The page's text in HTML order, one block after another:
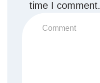
time I comment.